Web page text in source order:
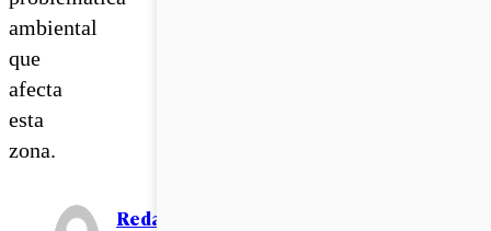
ambiental
que
afecta
esta
zona.
Redacción EL